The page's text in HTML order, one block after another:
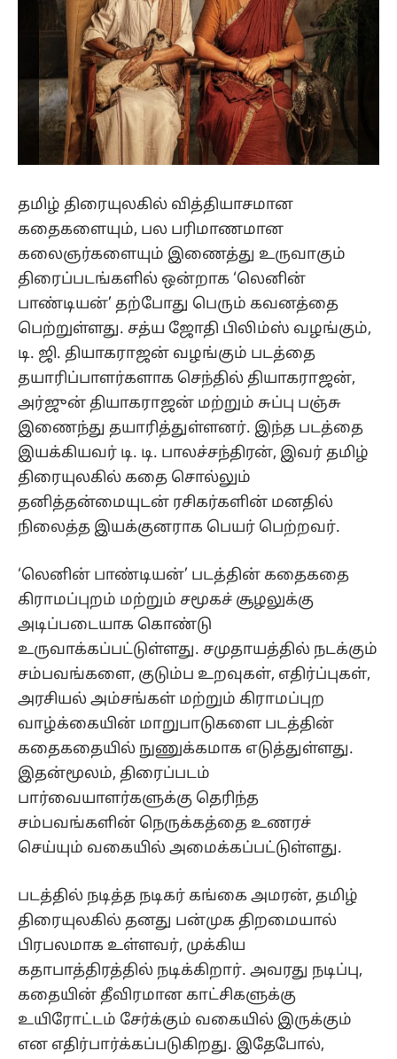
தமிழ் திரையுலகில் வித்தியாசமான
கதைகளையும், பல பரிமாணமான
கலைஞர்களையும் இணைத்து உருவாகும்
திரைப்படங்களில் ஒன்றாக ‘லெனின்
பாண்டியன்’ தற்போது பெரும் கவனத்தை
பெற்றுள்ளது. சத்ய ஜோதி பிலிம்ஸ் வழங்கும்,
டி. ஜி. தியாகராஜன் வழங்கும் படத்தை
தயாரிப்பாளர்களாக செந்தில் தியாகராஜன்,
அர்ஜுன் தியாகராஜன் மற்றும் சுப்பு பஞ்சு
இணைந்து தயாரித்துள்ளனர். இந்த படத்தை
இயக்கியவர் டி. டி. பாலச்சந்திரன், இவர் தமிழ்
திரையுலகில் கதை சொல்லும்
தனித்தன்மையுடன் ரசிகர்களின் மனதில்
நிலைத்த இயக்குனராக பெயர் பெற்றவர்.
‘லெனின் பாண்டியன்’ படத்தின் கதைகதை
கிராமப்புறம் மற்றும் சமூகச் சூழலுக்கு
அடிப்படையாக கொண்டு
உருவாக்கப்பட்டுள்ளது. சமுதாயத்தில் நடக்கும்
சம்பவங்களை, குடும்ப உறவுகள், எதிர்ப்புகள்,
அரசியல் அம்சங்கள் மற்றும் கிராமப்புற
வாழ்க்கையின் மாறுபாடுகளை படத்தின்
கதைகதையில் நுணுக்கமாக எடுத்துள்ளது.
இதன்மூலம், திரைப்படம்
பார்வையாளர்களுக்கு தெரிந்த
சம்பவங்களின் நெருக்கத்தை உணரச்
செய்யும் வகையில் அமைக்கப்பட்டுள்ளது.
படத்தில் நடித்த நடிகர் கங்கை அமரன், தமிழ்
திரையுலகில் தனது பன்முக திறமையால்
பிரபலமாக உள்ளவர், முக்கிய
கதாபாத்திரத்தில் நடிக்கிறார். அவரது நடிப்பு,
கதையின் தீவிரமான காட்சிகளுக்கு
உயிரோட்டம் சேர்க்கும் வகையில் இருக்கும்
என எதிர்பார்க்கப்படுகிறது. இதேபோல்,